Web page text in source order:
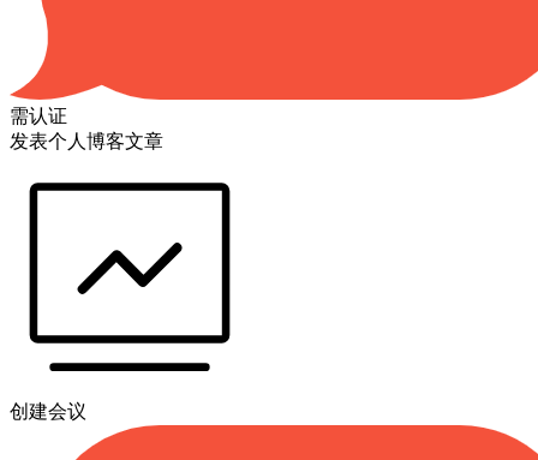
需认证
发表个人博客文章
创建会议